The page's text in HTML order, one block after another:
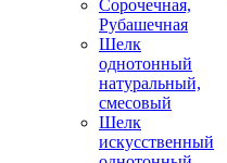
Сорочечная,
Рубашечная
Шелк
однотонный
натуральный,
смесовый
Шелк
искусственный